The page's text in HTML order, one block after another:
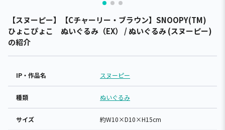
【スヌーピー】【Cチャーリー・ブラウン】SNOOPY(TM)
ひょこぴょこ ぬいぐるみ（EX） / ぬいぐるみ (スヌーピー)
の紹介
IP・作品名 スヌーピー
種類 ぬいぐるみ
サイズ 約W10×D10×H15cm